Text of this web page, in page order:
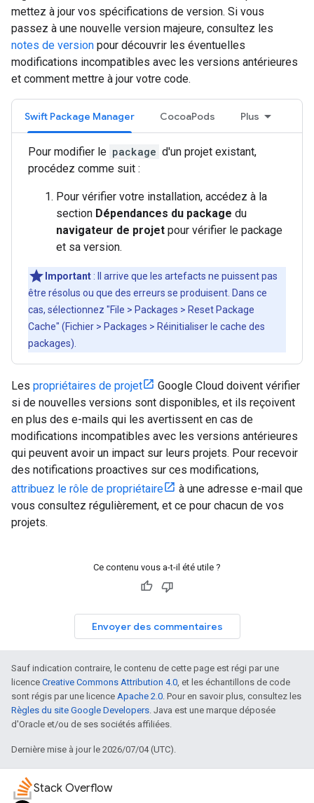
mettez à jour vos spécifications de version. Si vous
passez à une nouvelle version majeure, consultez les
notes de version pour découvrir les éventuelles
modifications incompatibles avec les versions antérieures
et comment mettre à jour votre code.
Swift Package Manager CocoaPods Plus
Pour modifier le package d'un projet existant,
procédez comme suit :
Pour vérifier votre installation, accédez à la
section Dépendances du package du
navigateur de projet pour vérifier le package
et sa version.
Important : Il arrive que les artefacts ne puissent pas
être résolus ou que des erreurs se produisent. Dans ce
cas, sélectionnez "File > Packages > Reset Package
Cache" (Fichier > Packages > Réinitialiser le cache des
packages).
Les propriétaires de projet
Google Cloud doivent vérifier
si de nouvelles versions sont disponibles, et ils reçoivent
en plus des e-mails qui les avertissent en cas de
modifications incompatibles avec les versions antérieures
qui peuvent avoir un impact sur leurs projets. Pour recevoir
des notifications proactives sur ces modifications,
attribuez le rôle de propriétaire
à une adresse e-mail que
vous consultez régulièrement, et ce pour chacun de vos
projets.
Ce contenu vous a-t-il été utile ?
Envoyer des commentaires
Sauf indication contraire, le contenu de cette page est régi par une
licence Creative Commons Attribution 4.0, et les échantillons de code
sont régis par une licence Apache 2.0. Pour en savoir plus, consultez les
Règles du site Google Developers. Java est une marque déposée
d'Oracle et/ou de ses sociétés affiliées.
Dernière mise à jour le 2026/07/04 (UTC).
Stack Overflow